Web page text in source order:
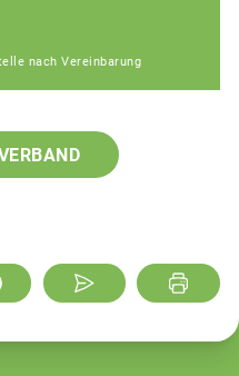
nach Vereinbarung